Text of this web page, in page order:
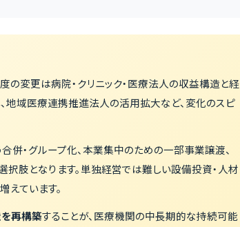
変更は病院・クリニック・医療法人の収益構造と経
地域医療連携推進法人の活用拡大など、変化のスピ
併・グループ化、本業集中のための一部事業譲渡、
肢となります。単独経営では難しい設備投資・人材
ています。
再構築することが、医療機関の中長期的な持続可能